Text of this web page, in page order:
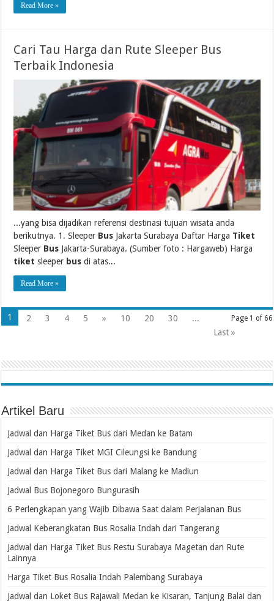
Read More »
Cari Tau Harga dan Rute Sleeper Bus
Terbaik Indonesia
...yang bisa dijadikan referensi destinasi tujuan wisata anda
berikutnya. 1. Sleeper Bus Jakarta Surabaya Daftar Harga Tiket
Sleeper Bus Jakarta-Surabaya. (Sumber foto : Hargaweb) Harga
tiket sleeper bus di atas...
Read More »
Page 1 of 66
1 2 3 4 5 » 10 20 30
...
Last »
Artikel Baru
Jadwal dan Harga Tiket Bus dari Medan ke Batam
Jadwal dan Harga Tiket MGI Cileungsi ke Bandung
Jadwal dan Harga Tiket Bus dari Malang ke Madiun
Jadwal Bus Bojonegoro Bungurasih
6 Perlengkapan yang Wajib Dibawa Saat dalam Perjalanan Bus
Jadwal Keberangkatan Bus Rosalia Indah dari Tangerang
Jadwal dan Harga Tiket Bus Restu Surabaya Magetan dan Rute
Lainnya
Harga Tiket Bus Rosalia Indah Palembang Surabaya
Jadwal dan Loket Bus Rajawali Medan ke Kisaran, Tanjung Balai dan